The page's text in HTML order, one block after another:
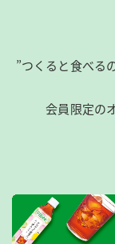
”つくると食べる
会員限定の